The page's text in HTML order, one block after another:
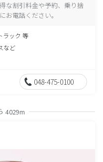
な割引料金や予約、乗り捨
お電話ください。
ラック 等
など
048-475-0100
4029m